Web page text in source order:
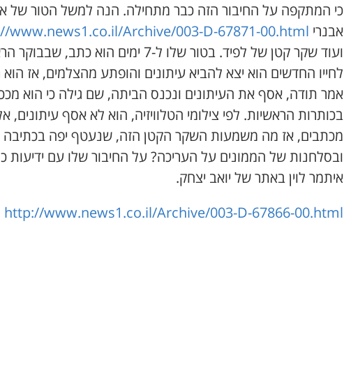
כי המתקפה על החיבור הזה כבר מתחילה. הנה למשל הטור של
אבנרי www.news1.co.il/Archive/003-D-67871-00.html
ועוד שקר קטן של לפיד. בטור שלו ל-7 ימים הוא כתב,
לחייו החדשים הוא יצא להביא עיתונים והופתע מהצלמים, אז הוא
אמר תודה, אסף את העיתונים ונכנס הביתה, שם גילה כי הוא
בכותרות הראשיות. לפי צילומי הטלוויזיה, הוא לא אסף עיתונים,
מכתבים, אז מה משמעות השקר הקטן הזה, שנעטף יפה
ובסלחנות של הממונים על העריכה? על החיבור שלו עם ידיעות
איתמר לוין באתר של יואב יצחק.
http://www.news1.co.il/Archive/003-D-67866-00.html